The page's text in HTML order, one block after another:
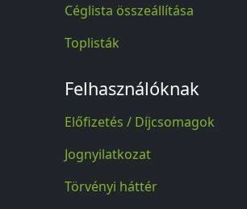
Céglista összeállítása
Toplisták
Felhasználóknak
Előfizetés / Díjcsomagok
Jognyilatkozat
Törvényi háttér